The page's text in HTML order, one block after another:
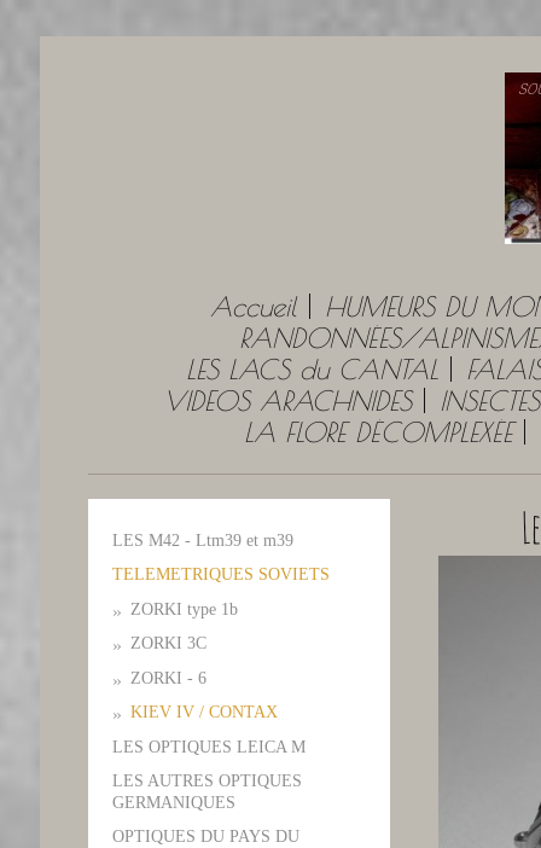
Accueil
HUMEURS DU
RANDONNÉES/
LES LACS du CANTAL
VIDEOS ARACHNIDES
INSECTES
LA FLORE DÉCOMPLEXÉE
LES M42 - Ltm39 et m39
TELEMETRIQUES SOVIETS
ZORKI type 1b
ZORKI 3C
ZORKI - 6
KIEV IV / CONTAX
LES OPTIQUES LEICA M
LES AUTRES OPTIQUES
GERMANIQUES
OPTIQUES DU PAYS DU